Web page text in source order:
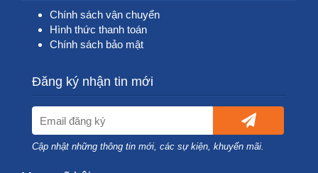
Chính sách vận chuyển
Hình thức thanh toán
Chính sách bảo mật
Đăng ký nhận tin mới
Cập nhật những thông tin mới, các sự kiện, khuyến mãi.